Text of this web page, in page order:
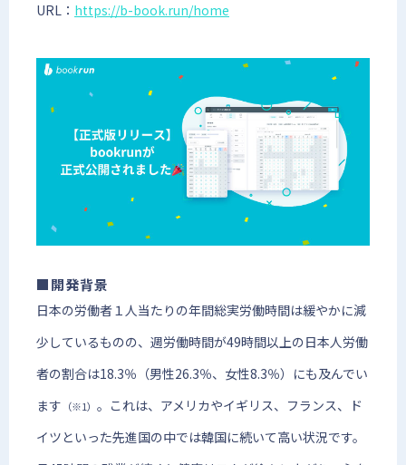
URL： https://b-book.run/home
■開発背景
日本の労働者１人当たりの年間総実労働時間は緩やかに減
少しているものの、週労働時間が49時間以上の日本人労働
者の割合は18.3％（男性26.3％、女性8.3％）にも及んでい
ます （※1） 。これは、アメリカやイギリス、フランス、ド
イツといった先進国の中では韓国に続いて高い状況です。